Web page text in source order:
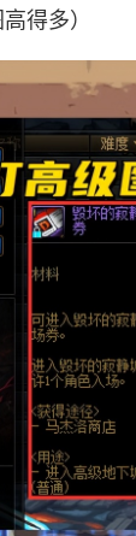
得多）